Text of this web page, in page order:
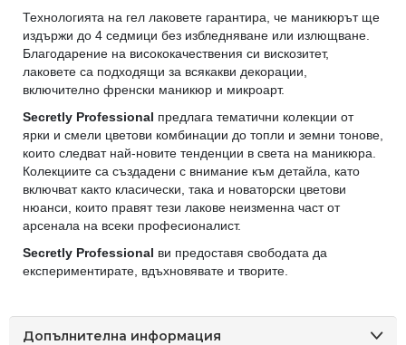
Технологията на гел лаковете гарантира, че маникюрът ще
издържи до 4 седмици без избледняване или излющване.
Благодарение на висококачествения си вискозитет,
лаковете са подходящи за всякакви декорации,
включително френски маникюр и микроарт.
Secretly Professional предлага тематични колекции от
ярки и смели цветови комбинации до топли и земни тонове,
които следват най-новите тенденции в света на маникюра.
Колекциите са създадени с внимание към детайла, като
включват както класически, така и новаторски цветови
нюанси, които правят тези лакове неизменна част от
арсенала на всеки професионалист.
Secretly Professional ви предоставя свободата да
експериментирате, вдъхновявате и творите.
Допълнителна информация